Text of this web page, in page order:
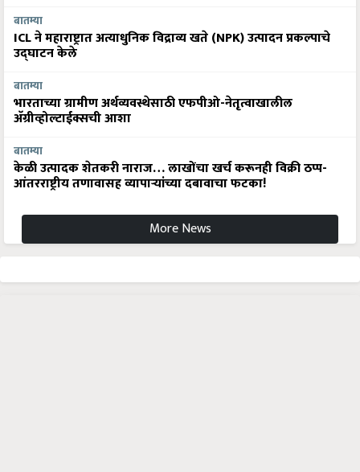
बातम्या
ICL ने महाराष्ट्रात अत्याधुनिक विद्राव्य खते (NPK) उत्पादन प्रकल्पाचे
उद्घाटन केले
बातम्या
भारताच्या ग्रामीण अर्थव्यवस्थेसाठी एफपीओ-नेतृत्वाखालील
अ‍ॅग्रीव्होल्टाईक्सची आशा
बातम्या
केळी उत्पादक शेतकरी नाराज… लाखोंचा खर्च करूनही विक्री ठप्प-
आंतरराष्ट्रीय तणावासह व्यापाऱ्यांच्या दबावाचा फटका!
More News